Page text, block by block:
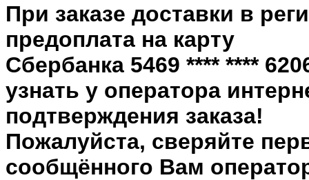
При заказе доставки в
предоплата на карту
Сбербанка 5469 **** ****
узнать у оператора
подтверждения заказа!
Пожалуйста, сверяйте
сообщённого Вам